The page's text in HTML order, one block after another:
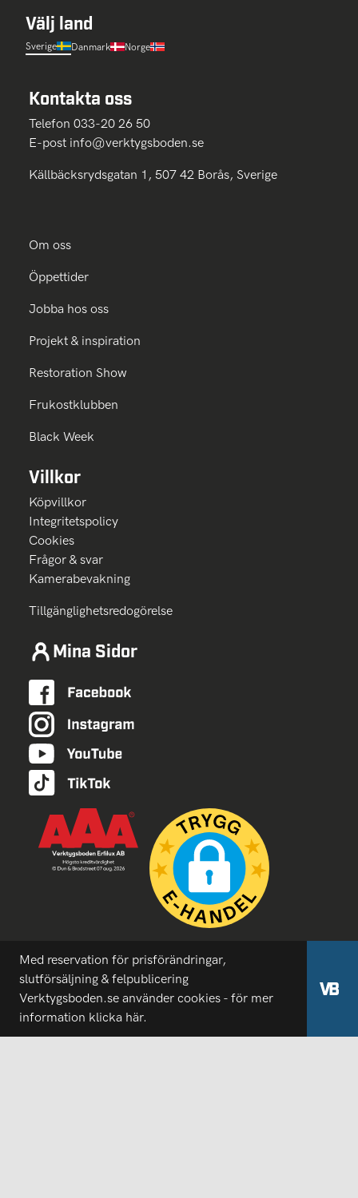
Välj land
Sverige Danmark Norge
Kontakta oss
Telefon 033-20 26 50
E-post info@verktygsboden.se
Källbäcksrydsgatan 1, 507 42 Borås, Sverige
Om oss
Öppettider
Jobba hos oss
Projekt & inspiration
Restoration Show
Frukostklubben
Black Week
Villkor
Köpvillkor
Integritetspolicy
Cookies
Frågor & svar
Kamerabevakning
Tillgänglighetsredogörelse
Mina Sidor
Med reservation för prisförändringar,
slutförsäljning & felpublicering
Verktygsboden.se använder cookies - för mer
information klicka här.